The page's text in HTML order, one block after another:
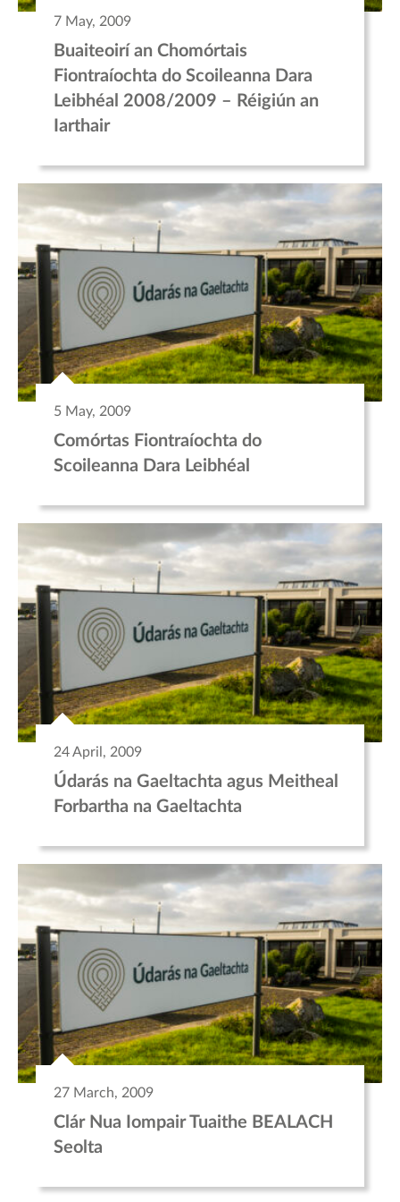
7 May, 2009
Buaiteoirí an Chomórtais
Fiontraíochta do Scoileanna Dara
Leibhéal 2008/2009 – Réigiún an
Iarthair
5 May, 2009
Comórtas Fiontraíochta do
Scoileanna Dara Leibhéal
24 April, 2009
Údarás na Gaeltachta agus Meitheal
Forbartha na Gaeltachta
27 March, 2009
Clár Nua Iompair Tuaithe BEALACH
Seolta